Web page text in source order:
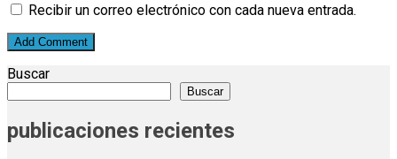
Recibir un correo electrónico con cada nueva entrada.
Buscar
Buscar
publicaciones recientes